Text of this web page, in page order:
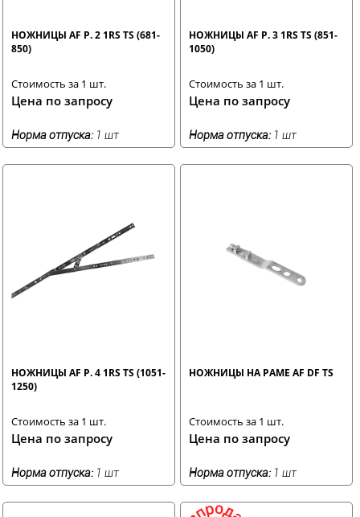
НОЖНИЦЫ AF Р. 2 1RS TS (681-
850)
Стоимость за 1 шт.
Цена по запросу
Норма отпуска: 1 шт
НОЖНИЦЫ AF Р. 3 1RS TS (851-
1050)
Стоимость за 1 шт.
Цена по запросу
Норма отпуска: 1 шт
НОЖНИЦЫ AF Р. 4 1RS TS (1051-
1250)
Стоимость за 1 шт.
Цена по запросу
Норма отпуска: 1 шт
НОЖНИЦЫ НА РАМЕ AF DF TS
Стоимость за 1 шт.
Цена по запросу
Норма отпуска: 1 шт